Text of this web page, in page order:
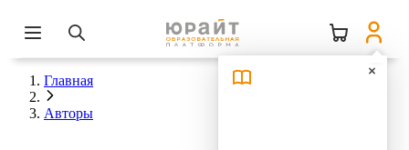
Главная
Авторы